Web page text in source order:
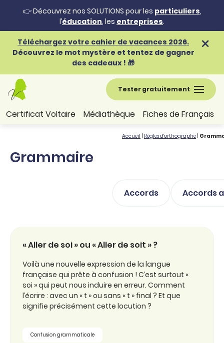
👉 Découvrez nos SOLUTIONS pour les particuliers,
l’éducation, les entreprises.
Téléchargez votre cahier de vacances 2026.
Découvrez le mot mystère et tentez de gagner
des cadeaux ! 🎁
Tester gratuitement
Certificat Voltaire Médiathèque Fiches de Français
Accueil Règles d'orthographe
Grammaire
Accords Accords
« Aller de soi » ou « Aller de soit » ?
Voilà une nouvelle expression de la langue
française qui prête à confusion ! C’est surtout «
soi » qui peut nous induire en erreur. Comment
l’écrire : avec un « t » ou sans « t » final ? Et que
signifie précisément cette locution ?
Confusion grammaticale